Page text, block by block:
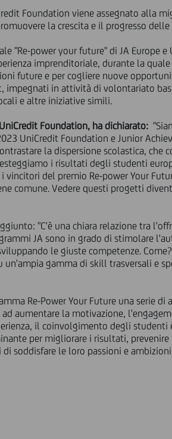
Foundation viene assegnato alla
la crescita e il progresso
"Re-power your future" di JA Europe
imprenditoriale, durante la
future e per cogliere nuove
impegnati in attività di volontariato
e altre iniziative simili.
Foundation, ha dichiarato:
UniCredit Foundation e Junior
la dispersione scolastica, che
i risultati degli studenti
del premio Re-power Your
comune. Vedere questi progetti
"C'è una chiara relazione tra
JA sono in grado di stimolare
le giuste competenze.
gamma di skill trasversali e
Re-Power Your Future una serie
aumentare la motivazione,
il coinvolgimento degli studenti
per migliorare i risultati, prevenire
soddisfare le loro passioni e